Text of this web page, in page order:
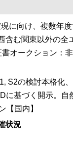
に向け、複数年
含む関東以外の全
オークション：
S2の検討本格化
に基づく開示。自
【国内】
状況